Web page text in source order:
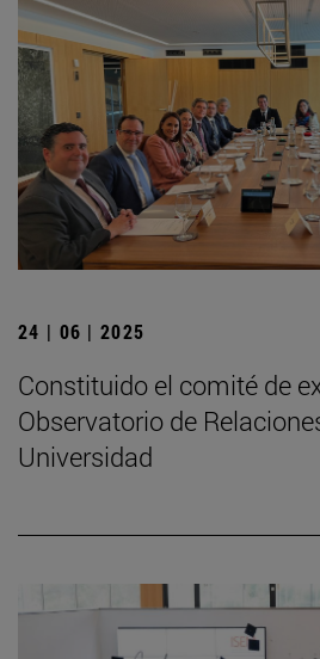
24 | 06 | 2025
Constituido el comité de
Observatorio de
Universidad